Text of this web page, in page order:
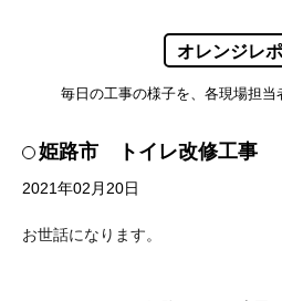
オレンジレ
毎日の工事の様子を、各現場担当
姫路市 トイレ改修工事
2021年02月20日
お世話になります。